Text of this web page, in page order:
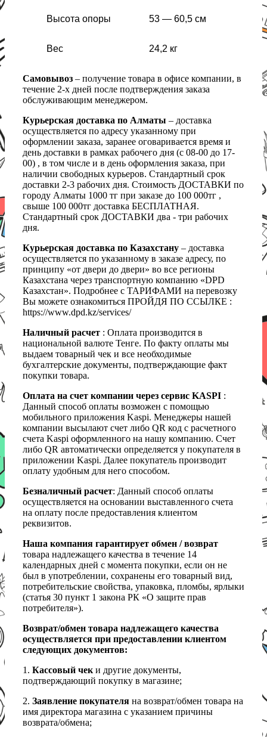
Высота опоры 53 — 60,5 см
Вес 24,2 кг
Самовывоз – получение товара в офисе компании, в
течение 2-х дней после подтверждения заказа
обслуживающим менеджером.
Курьерская доставка по Алматы – доставка
осуществляется по адресу указанному при
оформлении заказа, заранее оговаривается время и
день доставки в рамках рабочего дня (с 08-00 до 17-
00) , в том числе и в день оформления заказа, при
наличии свободных курьеров. Стандартный срок
доставки 2-3 рабочих дня. Стоимость ДОСТАВКИ по
городу Алматы 1000 тг при заказе до 100 000тг ,
свыше 100 000тг доставка БЕСПЛАТНАЯ.
Стандартный срок ДОСТАВКИ два - три рабочих
дня.
Курьерская доставка по Казахстану – доставка
осуществляется по указанному в заказе адресу, по
принципу «от двери до двери» во все регионы
Казахстана через транспортную компанию «DPD
Казахстан». Подробнее с ТАРИФАМИ на перевозку
Вы можете ознакомиться ПРОЙДЯ ПО ССЫЛКЕ :
https://www.dpd.kz/services/
Наличный расчет : Оплата производится в
национальной валюте Тенге. По факту оплаты мы
выдаем товарный чек и все необходимые
бухгалтерские документы, подтверждающие факт
покупки товара.
Оплата на счет компании через сервис KASPI :
Данный способ оплаты возможен с помощью
мобильного приложения Kaspi. Менеджеры нашей
компании высылают счет либо QR код с расчетного
счета Kaspi оформленного на нашу компанию. Счет
либо QR автоматически определяется у покупателя в
приложении Kaspi. Далее покупатель производит
оплату удобным для него способом.
Безналичный расчет: Данный способ оплаты
осуществляется на основании выставленного счета
на оплату после предоставления клиентом
реквизитов.
Наша компания гарантирует обмен / возврат
товара надлежащего качества в течение 14
календарных дней с момента покупки, если он не
был в употреблении, сохранены его товарный вид,
потребительские свойства, упаковка, пломбы, ярлыки
(статья 30 пункт 1 закона РК «О защите прав
потребителя»).
Возврат/обмен товара надлежащего качества
осуществляется при предоставлении клиентом
следующих документов:
1. Кассовый чеки другие документы,
подтверждающий покупку в магазине;
2. Заявление покупателя на возврат/обмен товара на
имя директора магазина с указанием причины
возврата/обмена;